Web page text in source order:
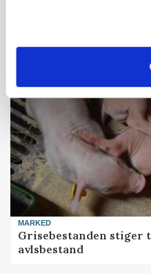
Før såmaskinen
MARKED
Grisebestanden stiger
avlsbestand